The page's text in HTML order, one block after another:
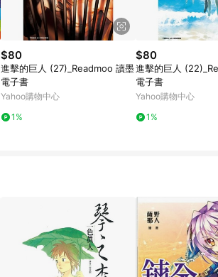
$80
進擊的巨人 (27)_Readmoo 讀墨
電子書
Yahoo購物中心
1%
$80
進擊的巨人
電子書
Yahoo購物中心
1%